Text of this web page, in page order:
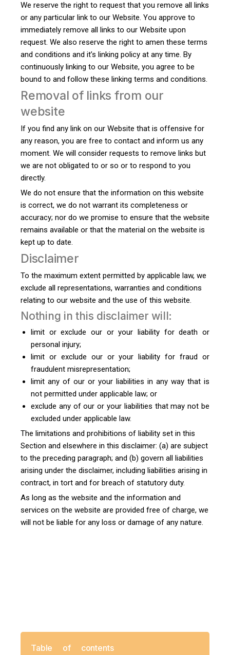
We reserve the right to request that you remove all links
or any particular link to our Website. You approve to
immediately remove all links to our Website upon
request. We also reserve the right to amen these terms
and conditions and it’s linking policy at any time. By
continuously linking to our Website, you agree to be
bound to and follow these linking terms and conditions.
Removal of links from our
website
If you find any link on our Website that is offensive for
any reason, you are free to contact and inform us any
moment. We will consider requests to remove links but
we are not obligated to or so or to respond to you
directly.
We do not ensure that the information on this website
is correct, we do not warrant its completeness or
accuracy; nor do we promise to ensure that the website
remains available or that the material on the website is
kept up to date.
Disclaimer
To the maximum extent permitted by applicable law, we
exclude all representations, warranties and conditions
relating to our website and the use of this website.
Nothing in this disclaimer will:
limit or exclude our or your liability for death or
personal injury;
limit or exclude our or your liability for fraud or
fraudulent misrepresentation;
limit any of our or your liabilities in any way that is
not permitted under applicable law; or
exclude any of our or your liabilities that may not be
excluded under applicable law.
The limitations and prohibitions of liability set in this
Section and elsewhere in this disclaimer: (a) are subject
to the preceding paragraph; and (b) govern all liabilities
arising under the disclaimer, including liabilities arising in
contract, in tort and for breach of statutory duty.
As long as the website and the information and
services on the website are provided free of charge, we
will not be liable for any loss or damage of any nature.
Table of contents